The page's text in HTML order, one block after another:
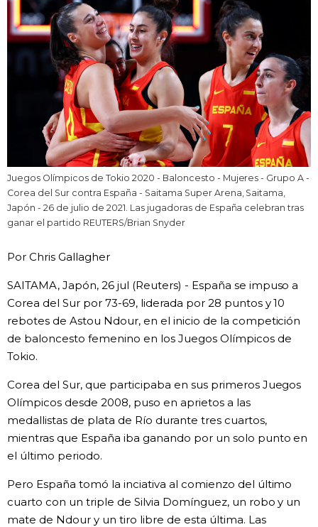
Guía de Japón
Vídeos e imágenes
En profundidad
Noticias
Gente
Blog
Tokio
Avisos
official SNS
Juegos Olímpicos de Tokio 2020 - Baloncesto - Mujeres - Grupo A -
Corea del Sur contra España - Saitama Super Arena, Saitama,
Japón - 26 de julio de 2021. Las jugadoras de España celebran tras
ganar el partido REUTERS/Brian Snyder
Por Chris Gallagher
SAITAMA, Japón, 26 jul (Reuters) - España se impuso a
Corea del Sur por 73-69, liderada por 28 puntos y 10
rebotes de Astou Ndour, en el inicio de la competición
de baloncesto femenino en los Juegos Olímpicos de
Tokio.
Corea del Sur, que participaba en sus primeros Juegos
Olímpicos desde 2008, puso en aprietos a las
medallistas de plata de Río durante tres cuartos,
mientras que España iba ganando por un solo punto en
el último periodo.
Pero España tomó la inciativa al comienzo del último
cuarto con un triple de Silvia Domínguez, un robo y un
mate de Ndour y un tiro libre de esta última. Las